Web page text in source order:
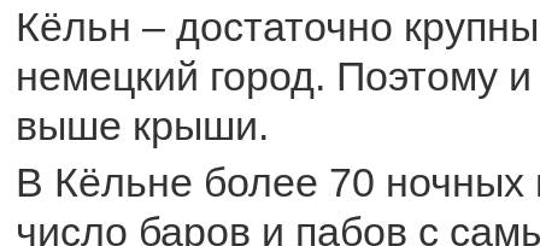
Кёльн – достаточно
немецкий город. Поэтому
выше крыши.
В Кёльне более 70 ночных
число баров и пабов с